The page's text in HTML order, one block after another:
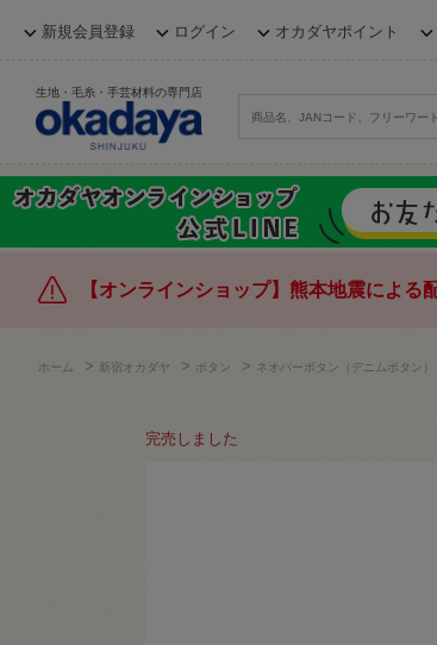
新規会員登録 ログイン オカダヤポイント
生地・毛糸・手芸材料の専門店
【オンラインショップ】熊本地震による
ホーム > 新宿オカダヤ > ボタン > ネオバーボタン（デニムボタン）
完売しました